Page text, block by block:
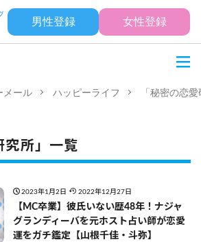
男性登録 女性登録
メール ハッピーライフ 「秘密の恋
究所」一覧
2023年1月2日 2022年12月27日
【MC卒業】彼氏いない歴48年！ナジャ
グランディーバを元ホスト占い師が恋愛
運をガチ鑑定【山根千佳・斗弥】